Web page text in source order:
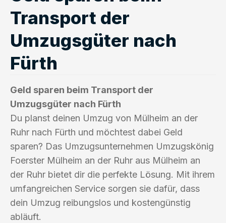
Transport der
Umzugsgüter nach
Fürth
Geld sparen beim Transport der
Umzugsgüter nach Fürth
Du planst deinen Umzug von Mülheim an der
Ruhr nach Fürth und möchtest dabei Geld
sparen? Das Umzugsunternehmen Umzugskönig
Foerster Mülheim an der Ruhr aus Mülheim an
der Ruhr bietet dir die perfekte Lösung. Mit ihrem
umfangreichen Service sorgen sie dafür, dass
dein Umzug reibungslos und kostengünstig
abläuft.